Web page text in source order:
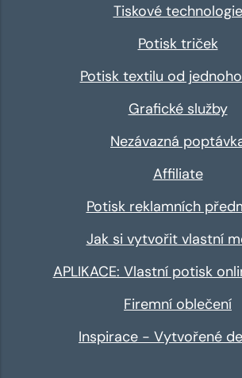
Tiskové technologie
Potisk triček
Potisk textilu od
Grafické služby
Nezávazná
Affiliate
Potisk reklamních
Jak si vytvořit vlastní
APLIKACE: Vlastní potisk
Firemní oblečení
Inspirace - Vytvořené